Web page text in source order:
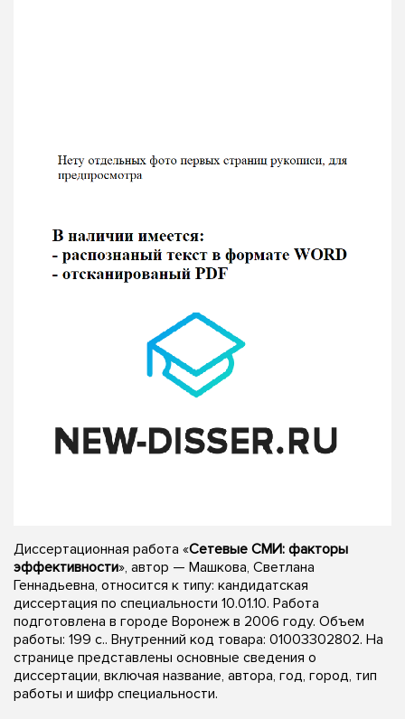
Диссертационная работа «Сетевые СМИ: факторы
эффективности», автор — Машкова, Светлана
Геннадьевна, относится к типу: кандидатская
диссертация по специальности 10.01.10. Работа
подготовлена в городе Воронеж в 2006 году. Объем
работы: 199 с.. Внутренний код товара: 01003302802. На
странице представлены основные сведения о
диссертации, включая название, автора, год, город, тип
работы и шифр специальности.